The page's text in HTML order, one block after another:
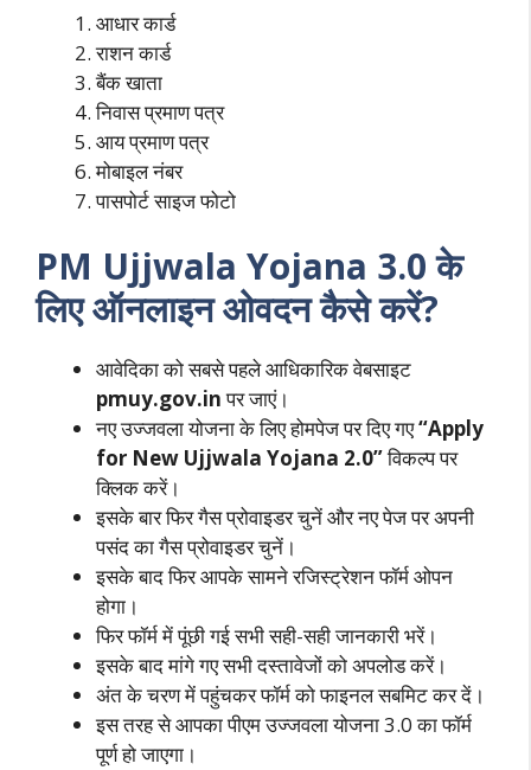
आधार कार्ड
राशन कार्ड
बैंक खाता
निवास प्रमाण पत्र
आय प्रमाण पत्र
मोबाइल नंबर
पासपोर्ट साइज फोटो
PM Ujjwala Yojana 3.0 के
लिए ऑनलाइन ओवदन कैसे करें?
आवेदिका को सबसे पहले आधिकारिक वेबसाइट
pmuy.gov.inपर जाएं।
नए उज्जवला योजना के लिए होमपेज पर दिए गए“Apply
for New Ujjwala Yojana 2.0”विकल्प पर
क्लिक करें।
इसके बार फिर गैस प्रोवाइडर चुनें और नए पेज पर अपनी
पसंद का गैस प्रोवाइडर चुनें।
इसके बाद फिर आपके सामने रजिस्ट्रेशन फॉर्म ओपन
होगा।
फिर फॉर्म में पूंछी गई सभी सही-सही जानकारी भरें।
इसके बाद मांगे गए सभी दस्तावेजों को अपलोड करें।
अंत के चरण में पहुंचकर फॉर्म को फाइनल सबमिट कर दें।
इस तरह से आपका पीएम उज्जवला योजना 3.0 का फॉर्म
पूर्ण हो जाएगा।